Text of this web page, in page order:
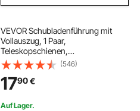
VEVOR Schubladenführung mit
Vollauszug, 1 Paar,
Teleskopschienen,
Schubladenschiene, 400 mm,
Tragkraft 113,4 kg, seitlich montierte
Gleitschiene mit Kugellager und
Verriegelung
(546)
1790€
Auf Lager.